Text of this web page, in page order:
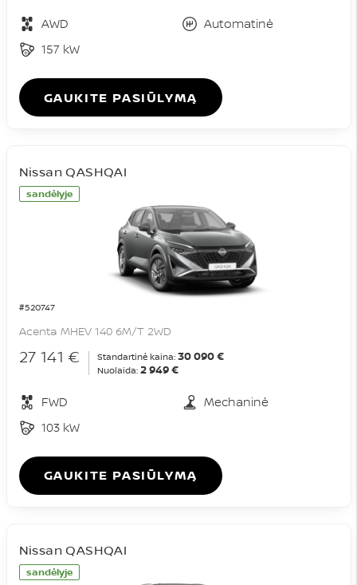
AWD
Automatinė
157 kW
GAUKITE PASIŪLYMĄ
sandėlyje
#520747
Nissan QASHQAI
Acenta MHEV 140 6M/T 2WD
27 141 € Standartinė kaina: 30 090 €
Nuolaida: 2 949 €
FWD
Mechaninė
103 kW
GAUKITE PASIŪLYMĄ
sandėlyje
Nissan QASHQAI